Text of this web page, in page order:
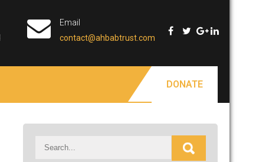
Email
contact@ahbabtrust.com
DONATE